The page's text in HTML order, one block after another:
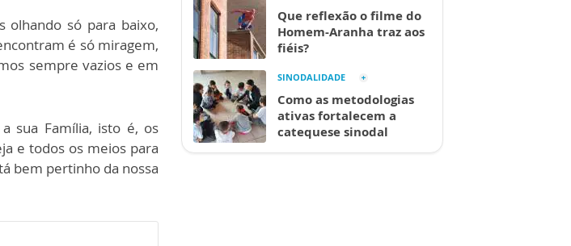
olhando só para baixo,
é só miragem,
sempre vazios e em
sua Família, isto é, os
e todos os meios para
bem pertinho da nossa
Que reflexão o filme do
Homem-Aranha traz aos
fiéis?
SINODALIDADE
Como as metodologias
ativas fortalecem a
catequese sinodal